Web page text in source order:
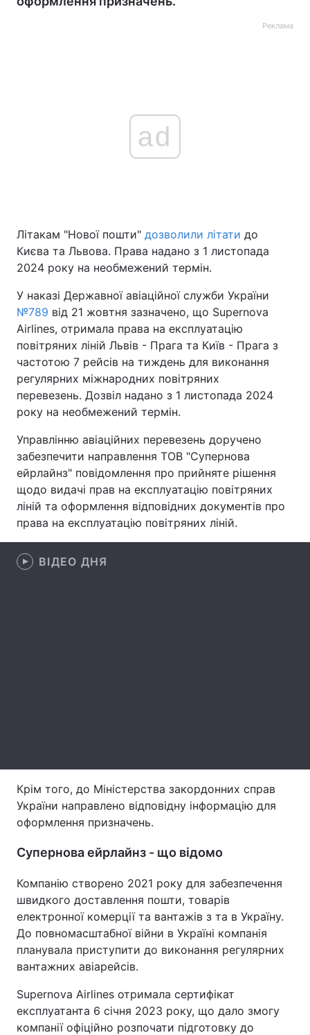
Головна Війна
Україна Політика
Економіка Світ
Спорт Наука
Техно і зв'язок
Зброя Інциденти
Здоров'я Туризм
Цікавинки Погода
Екологія Регіони
Лонгріди
Тема оформлення
Реклама
ad
Літакам "Нової пошти" дозволили літати до
Києва та Львова. Права надано з 1 листопада
2024 року на необмежений термін.
У наказі Державної авіаційної служби України
№789 від 21 жовтня зазначено, що Supernova
Airlines, отримала права на експлуатацію
повітряних ліній Львів - Прага та Київ - Прага з
частотою 7 рейсів на тиждень для виконання
регулярних міжнародних повітряних
перевезень. Дозвіл надано з 1 листопада 2024
року на необмежений термін.
Управлінню авіаційних перевезень доручено
забезпечити направлення ТОВ "Супернова
ейрлайнз" повідомлення про прийняте рішення
щодо видачі прав на експлуатацію повітряних
ліній та оформлення відповідних документів про
права на експлуатацію повітряних ліній.
ВІДЕО ДНЯ
Крім того, до Міністерства закордонних справ
України направлено відповідну інформацію для
оформлення призначень.
Супернова ейрлайнз - що відомо
Компанію створено 2021 року для забезпечення
швидкого доставлення пошти, товарів
електронної комерції та вантажів з та в Україну.
До повномасштабної війни в Україні компанія
планувала приступити до виконання регулярних
вантажних авіарейсів.
Supernova Airlines отримала сертифікат
експлуатанта 6 січня 2023 року, що дало змогу
компанії офіційно розпочати підготовку до